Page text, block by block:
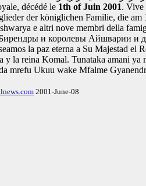
décédé le 1th of Juin 2001. Vive
der königlichen Familie, die am
e altri nove membri della
и королевы Айшварии и
la paz eterna a Su Majestad el
y la reina Komal. Tunataka amani
mrefu Ukuu wake Mfalme
2001-June-08